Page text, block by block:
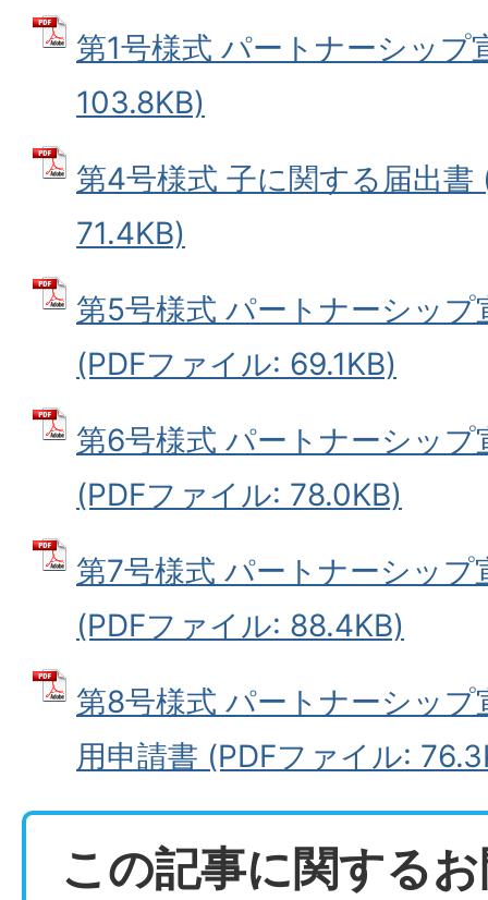
第1号様式 パートナーシップ
103.8KB)
第4号様式 子に関する届出書
71.4KB)
第5号様式 パートナーシップ
(PDFファイル: 69.1KB)
第6号様式 パートナーシップ
(PDFファイル: 78.0KB)
第7号様式 パートナーシップ
(PDFファイル: 88.4KB)
第8号様式 パートナーシップ
用申請書 (PDFファイル:
この記事に関する